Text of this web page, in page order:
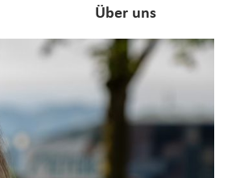
Über uns